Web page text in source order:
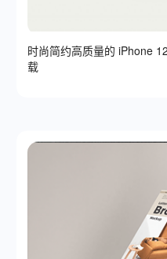
时尚简约高质量的 iPhone
载